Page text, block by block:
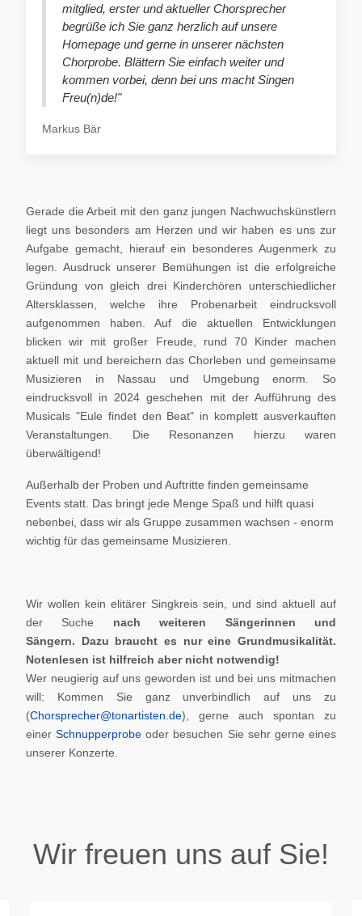
mitglied, erster und aktueller Chorsprecher
begrüße ich Sie ganz herzlich auf unsere
Homepage und gerne in unserer nächsten
Chorprobe. Blättern Sie einfach weiter und
kommen vorbei, denn bei uns macht Singen
Freu(n)de!"
Markus Bär
Gerade die Arbeit mit den ganz jungen Nachwuchskünstlern
liegt uns besonders am Herzen und wir haben es uns zur
Aufgabe gemacht, hierauf ein besonderes Augenmerk zu
legen. Ausdruck unserer Bemühungen ist die erfolgreiche
Gründung von gleich drei Kinderchören unterschiedlicher
Altersklassen, welche ihre Probenarbeit eindrucksvoll
aufgenommen haben. Auf die aktuellen Entwicklungen
blicken wir mit großer Freude, rund 70 Kinder machen
aktuell mit und bereichern das Chorleben und gemeinsame
Musizieren in Nassau und Umgebung enorm. So
eindrucksvoll in 2024 geschehen mit der Aufführung des
Musicals "Eule findet den Beat" in komplett ausverkauften
Veranstaltungen. Die Resonanzen hierzu waren
überwältigend!
Außerhalb der Proben und Auftritte finden gemeinsame
Events statt. Das bringt jede Menge Spaß und hilft quasi
nebenbei, dass wir als Gruppe zusammen wachsen - enorm
wichtig für das gemeinsame Musizieren.
Wir wollen kein elitärer Singkreis sein, und sind aktuell auf
der Suche nach weiteren Sängerinnen und
Sängern. Dazu braucht es nur eine Grundmusikalität.
Notenlesen ist hilfreich aber nicht notwendig!
Wer neugierig auf uns geworden ist und bei uns mitmachen
will: Kommen Sie ganz unverbindlich auf uns zu
(Chorsprecher@tonartisten.de), gerne auch spontan zu
einerSchnupperprobe oder besuchen Sie sehr gerne eines
unserer Konzerte.
Wir freuen uns auf Sie!